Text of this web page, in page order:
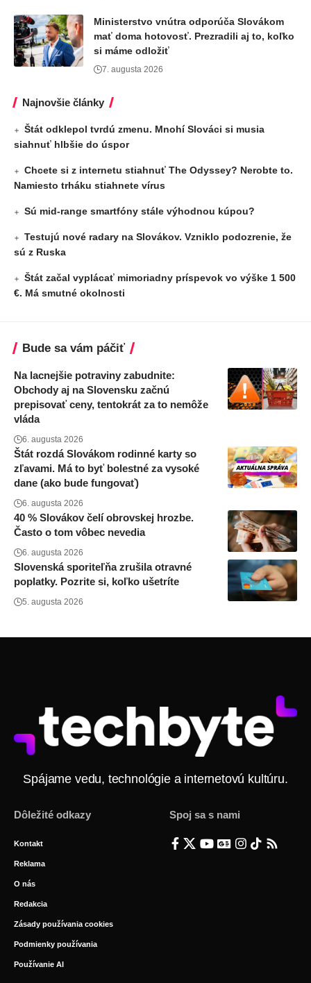
Ministerstvo vnútra odporúča Slovákom
mať doma hotovosť. Prezradili aj to, koľko
si máme odložiť
7. augusta 2026
Najnovšie články
Štát odklepol tvrdú zmenu. Mnohí Slováci si musia
siahnuť hlbšie do úspor
Chcete si z internetu stiahnuť The Odyssey? Nerobte to.
Namiesto trháku stiahnete vírus
Sú mid-range smartfóny stále výhodnou kúpou?
Testujú nové radary na Slovákov. Vzniklo podozrenie, že
sú z Ruska
Štát začal vyplácať mimoriadny príspevok vo výške 1 500
€. Má smutné okolnosti
Bude sa vám páčiť
Na lacnejšie potraviny zabudnite:
Obchody aj na Slovensku začnú
prepisovať ceny, tentokrát za to nemôže
vláda
6. augusta 2026
Štát rozdá Slovákom rodinné karty so
zľavami. Má to byť bolestné za vysoké
dane (ako bude fungovať)
6. augusta 2026
40 % Slovákov čelí obrovskej hrozbe.
Často o tom vôbec nevedia
6. augusta 2026
Slovenská sporiteľňa zrušila otravné
poplatky. Pozrite si, koľko ušetríte
5. augusta 2026
Spájame vedu, technológie a internetovú kultúru.
Dôležité odkazy
Kontakt
Reklama
O nás
Redakcia
Zásady používania cookies
Podmienky používania
Používanie AI
Spoj sa s nami